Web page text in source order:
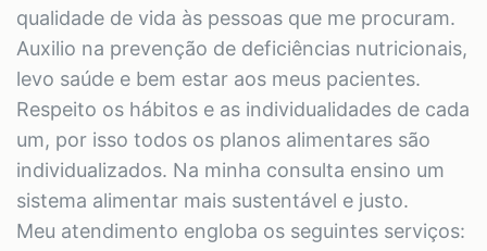
qualidade de vida às pessoas que me procuram.
Auxilio na prevenção de deficiências nutricionais,
levo saúde e bem estar aos meus pacientes.
Respeito os hábitos e as individualidades de cada
um, por isso todos os planos alimentares são
individualizados. Na minha consulta ensino um
sistema alimentar mais sustentável e justo.
Meu atendimento engloba os seguintes serviços: